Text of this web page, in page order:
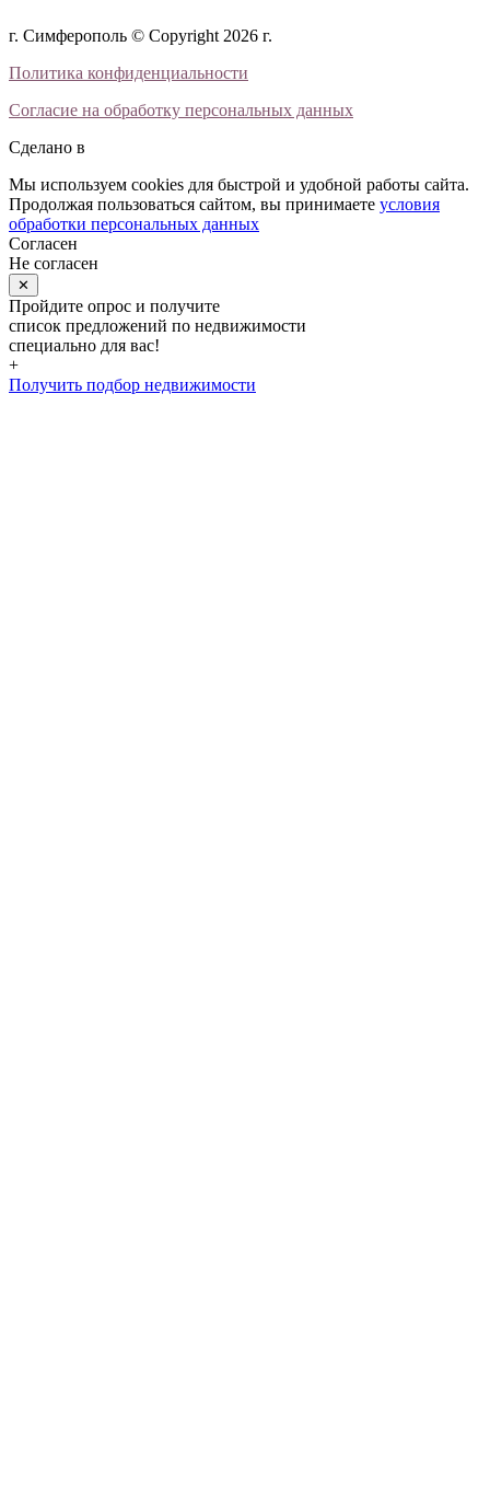
г. Симферополь © Copyright 2026 г.
Политика конфиденциальности
Согласие на обработку персональных данных
Сделано в
Мы используем cookies для быстрой и удобной работы сайта.
Продолжая пользоваться сайтом, вы принимаете условия
обработки персональных данных
Согласен
Не согласен
✕
Пройдите опрос и получите
список предложений по недвижимости
специально для вас!
+
Получить подбор недвижимости